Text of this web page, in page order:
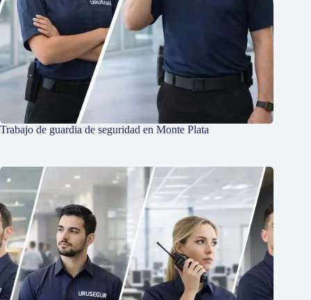
Trabajo de guardia de seguridad en Monte Plata